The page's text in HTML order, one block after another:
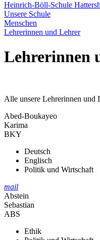
Heinrich-Böll-Schule
Unsere Schule
Menschen
Lehrerinnen und Lehrer
Lehrerinnen
Alle unsere Lehrerinnen und
Abed-Boukayeo
Karima
BKY
Deutsch
Englisch
Politik und Wirtschaft
mail
Abstein
Sebastian
ABS
Ethik